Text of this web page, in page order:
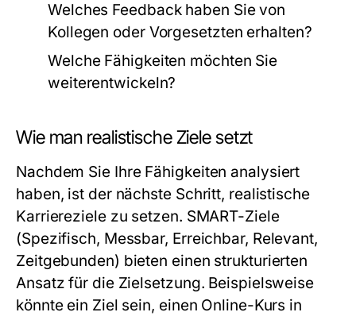
Welches Feedback haben Sie von
Kollegen oder Vorgesetzten erhalten?
Welche Fähigkeiten möchten Sie
weiterentwickeln?
Wie man realistische Ziele setzt
Nachdem Sie Ihre Fähigkeiten analysiert
haben, ist der nächste Schritt, realistische
Karriereziele zu setzen. SMART-Ziele
(Spezifisch, Messbar, Erreichbar, Relevant,
Zeitgebunden) bieten einen strukturierten
Ansatz für die Zielsetzung. Beispielsweise
könnte ein Ziel sein, einen Online-Kurs in